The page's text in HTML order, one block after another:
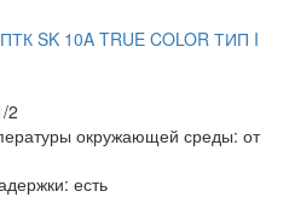
SK 10A TRUE COLOR ТИП I
2
окружающей среды: от
есть